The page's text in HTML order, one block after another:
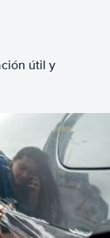
útil y